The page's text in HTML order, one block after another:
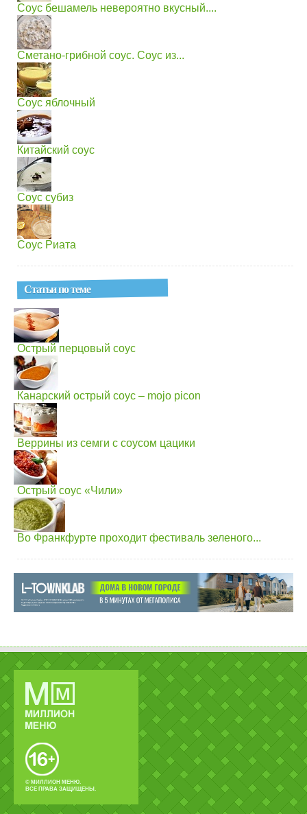
Соус бешамель невероятно вкусный....
Сметано-грибной соус. Соус из...
Соус яблочный
Китайский соус
Соус субиз
Соус Риата
Статьи по теме
Острый перцовый соус
Канарский острый соус – mojo picon
Веррины из семги с соусом цацики
Острый соус «Чили»
Во Франкфурте проходит фестиваль зеленого...
© МИЛЛИОН МЕНЮ.
ВСЕ ПРАВА ЗАЩИЩЕНЫ.